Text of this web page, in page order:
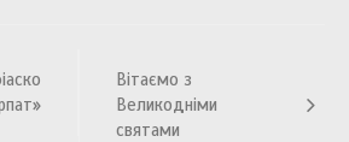
Вітаємо з
Великодніми
святами